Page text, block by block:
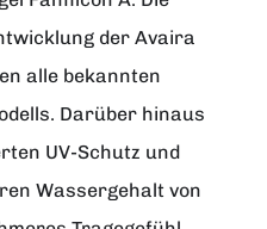
der Avaira
alle bekannten
Darüber hinaus
UV-Schutz und
Wassergehalt von